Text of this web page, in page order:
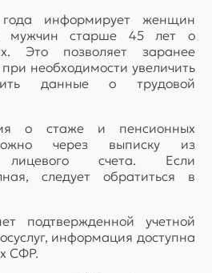
информирует женщин
старше 45 лет о
Это позволяет заранее
необходимости увеличить
данные о трудовой
о стаже и пенсионных
через выписку из
лицевого счета. Если
следует обратиться в
подтвержденной учетной
информация доступна
СФР.